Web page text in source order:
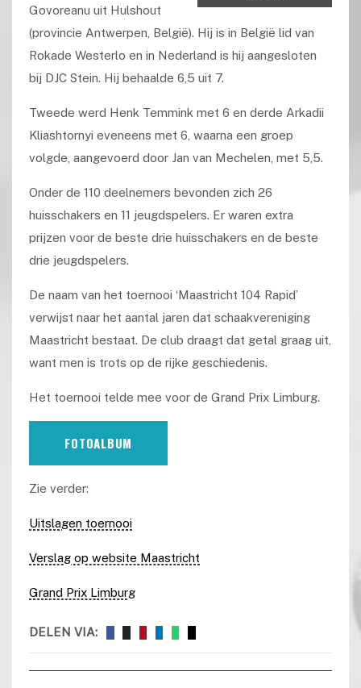
Govoreanu uit Hulshout
(provincie Antwerpen, België). Hij is in België lid van
Rokade Westerlo en in Nederland is hij aangesloten
bij DJC Stein. Hij behaalde 6,5 uit 7.
Tweede werd Henk Temmink met 6 en derde Arkadii
Kliashtornyi eveneens met 6, waarna een groep
volgde, aangevoerd door Jan van Mechelen, met 5,5.
Onder de 110 deelnemers bevonden zich 26
huisschakers en 11 jeugdspelers. Er waren extra
prijzen voor de beste drie huisschakers en de beste
drie jeugdspelers.
De naam van het toernooi ‘Maastricht 104 Rapid’
verwijst naar het aantal jaren dat schaakvereniging
Maastricht bestaat. De club draagt dat getal graag uit,
want men is trots op de rijke geschiedenis.
Het toernooi telde mee voor de Grand Prix Limburg.
FOTOALBUM
Zie verder:
Uitslagen toernooi
Verslag op website Maastricht
Grand Prix Limburg
DELEN VIA: